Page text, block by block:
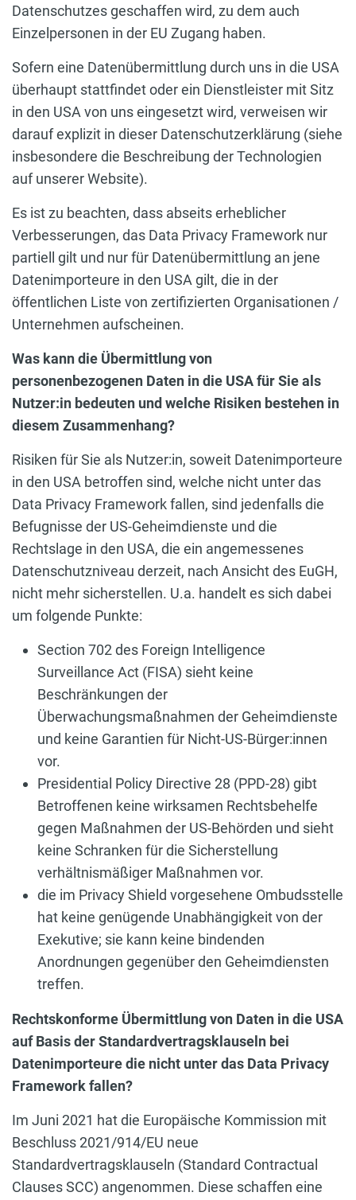
Datenschutzes geschaffen wird, zu dem auch
Einzelpersonen in der EU Zugang haben.
Sofern eine Datenübermittlung durch uns in die USA
überhaupt stattfindet oder ein Dienstleister mit Sitz
in den USA von uns eingesetzt wird, verweisen wir
darauf explizit in dieser Datenschutzerklärung (siehe
insbesondere die Beschreibung der Technologien
auf unserer Website).
Es ist zu beachten, dass abseits erheblicher
Verbesserungen, das Data Privacy Framework nur
partiell gilt und nur für Datenübermittlung an jene
Datenimporteure in den USA gilt, die in der
öffentlichen Liste von zertifizierten Organisationen /
Unternehmen aufscheinen.
Was kann die Übermittlung von
personenbezogenen Daten in die USA für Sie als
Nutzer:in bedeuten und welche Risiken bestehen in
diesem Zusammenhang?
Risiken für Sie als Nutzer:in, soweit Datenimporteure
in den USA betroffen sind, welche nicht unter das
Data Privacy Framework fallen, sind jedenfalls die
Befugnisse der US-Geheimdienste und die
Rechtslage in den USA, die ein angemessenes
Datenschutzniveau derzeit, nach Ansicht des EuGH,
nicht mehr sicherstellen. U.a. handelt es sich dabei
um folgende Punkte:
Section 702 des Foreign Intelligence
Surveillance Act (FISA) sieht keine
Beschränkungen der
Überwachungsmaßnahmen der Geheimdienste
und keine Garantien für Nicht-US-Bürger:innen
vor.
Presidential Policy Directive 28 (PPD-28) gibt
Betroffenen keine wirksamen Rechtsbehelfe
gegen Maßnahmen der US-Behörden und sieht
keine Schranken für die Sicherstellung
verhältnismäßiger Maßnahmen vor.
die im Privacy Shield vorgesehene Ombudsstelle
hat keine genügende Unabhängigkeit von der
Exekutive; sie kann keine bindenden
Anordnungen gegenüber den Geheimdiensten
treffen.
Rechtskonforme Übermittlung von Daten in die USA
auf Basis der Standardvertragsklauseln bei
Datenimporteure die nicht unter das Data Privacy
Framework fallen?
Im Juni 2021 hat die Europäische Kommission mit
Beschluss 2021/914/EU neue
Standardvertragsklauseln (Standard Contractual
Clauses SCC) angenommen. Diese schaffen eine